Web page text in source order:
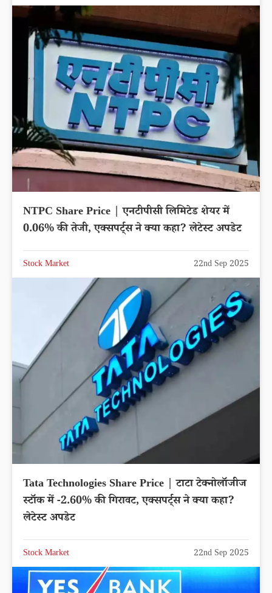
NTPC Share Price | एनटीपीसी लिमिटेड शेयर में
0.06% की तेजी, एक्सपर्ट्स ने क्या कहा? लेटेस्ट अपडेट
Stock Market 22nd Sep 2025
Tata Technologies Share Price | टाटा टेक्नोलॉजीज
स्टॉक में -2.60% की गिरावट, एक्सपर्ट्स ने क्या कहा?
लेटेस्ट अपडेट
Stock Market 22nd Sep 2025